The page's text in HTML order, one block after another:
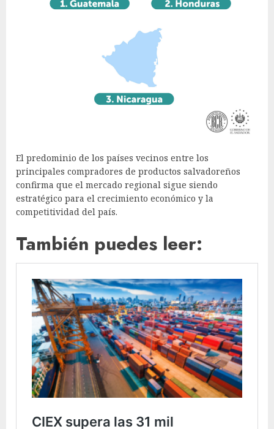
El predominio de los países vecinos entre los
principales compradores de productos salvadoreños
confirma que el mercado regional sigue siendo
estratégico para el crecimiento económico y la
competitividad del país.
También puedes leer: